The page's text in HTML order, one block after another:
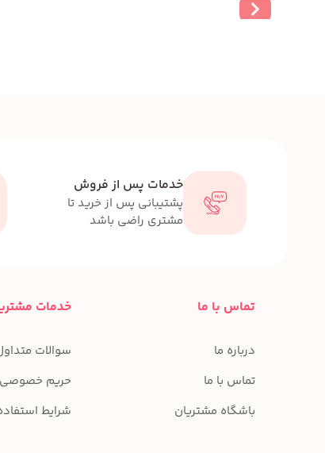
خدمات پس از فروش
پشتیبانی پس از خرید تا
مشتری راضی باشد
تماس با ما
درباره ما
تماس با ما
باشگاه مشتریان
خدمات
سوالات
حریم خصوصی
شرایط